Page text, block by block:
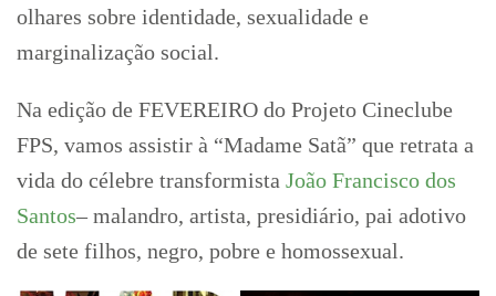
olhares sobre identidade, sexualidade e
marginalização social.
Na edição de FEVEREIRO do Projeto Cineclube
FPS, vamos assistir à “Madame Satã” que retrata a
vida do célebre transformista João Francisco dos
Santos– malandro, artista, presidiário, pai adotivo
de sete filhos, negro, pobre e homossexual.